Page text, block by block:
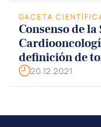
GACETA
Consenso de
definición de
las terapias
20.12.2021